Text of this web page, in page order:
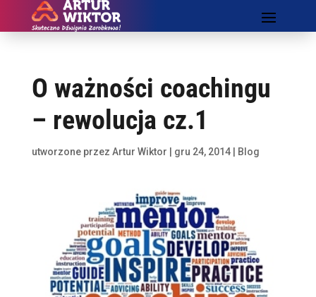
O ważności coachingu
– rewolucja cz.1
utworzone przez Artur Wiktor gru 24, 2014| Blog